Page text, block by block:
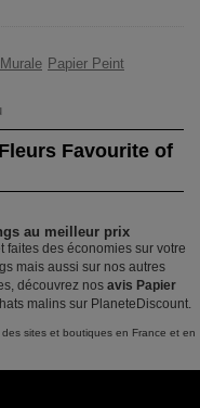
Papier Peint
Favourite of
au meilleur prix
faites des économies sur votre
mais aussi sur nos autres
découvrez nos avis Papier
malins sur PlaneteDiscount.
sites et boutiques en France et en